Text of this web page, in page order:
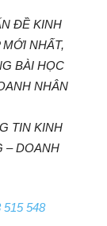
ĐỀ KINH
NHẤT,
BÀI HỌC
NHÂN
TIN KINH
– DOANH
515 548